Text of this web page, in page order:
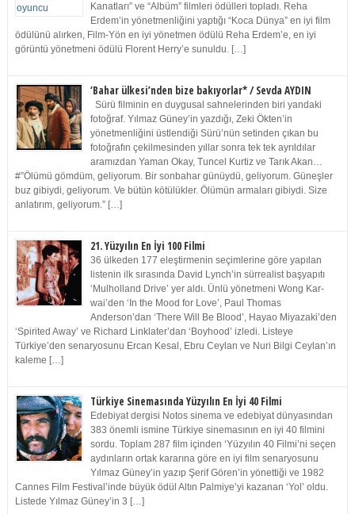
Kanatları” ve “Albüm” filmleri ödülleri topladı. Reha
Erdem’in yönetmenliğini yaptığı “Koca Dünya” en iyi film
ödülünü alırken, Film-Yön en iyi yönetmen ödülü Reha Erdem’e, en iyi
görüntü yönetmeni ödülü Florent Herry’e sunuldu. […]
‘Bahar ülkesi’nden bize bakıyorlar* / Sevda AYDIN
Sürü filminin en duygusal sahnelerinden biri yandaki
fotoğraf. Yılmaz Güney’in yazdığı, Zeki Ökten’in
yönetmenliğini üstlendiği Sürü’nün setinden çıkan bu
fotoğrafın çekilmesinden yıllar sonra tek tek ayrıldılar
aramızdan Yaman Okay, Tuncel Kurtiz ve Tarık Akan…
#”Ölümü gömdüm, geliyorum. Bir sonbahar günüydü, geliyorum. Güneşler
buz gibiydi, geliyorum. Ve bütün kötülükler. Ölümün armaları gibiydi. Size
anlatırım, geliyorum.” […]
21. Yüzyılın En İyi 100 Filmi
36 ülkeden 177 eleştirmenin seçimlerine göre yapılan
listenin ilk sırasında David Lynch’in sürrealist başyapıtı
‘Mulholland Drive’ yer aldı. Ünlü yönetmeni Wong Kar-
wai’den ‘In the Mood for Love’, Paul Thomas
Anderson’dan ‘There Will Be Blood’, Hayao Miyazaki’den
‘Spirited Away’ ve Richard Linklater’dan ‘Boyhood’ izledi. Listeye
Türkiye’den senaryosunu Ercan Kesal, Ebru Ceylan ve Nuri Bilgi Ceylan’ın
kaleme […]
Türkiye Sinemasında Yüzyılın En İyi 40 Filmi
Edebiyat dergisi Notos sinema ve edebiyat dünyasından
383 önemli ismine Türkiye sinemasının en iyi 40 filmini
sordu. Toplam 287 film içinden ‘Yüzyılın 40 Filmi’ni seçen
aydınların ortak kararına göre en iyi film senaryosunu
Yılmaz Güney’in yazıp Şerif Gören’in yönettiği ve 1982
Cannes Film Festival’inde büyük ödül Altın Palmiye’yi kazanan ‘Yol’ oldu.
Listede Yılmaz Güney’in 3 […]